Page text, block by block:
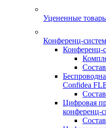
Уцененные
Конференц-
Конференц-
Confidea
Цифровая
конференц-